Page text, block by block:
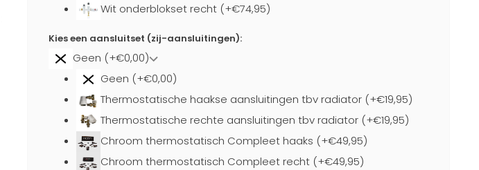
Wit onderblokset recht (+€74,95)
Kies een aansluitset (zij-aansluitingen):
Geen (+€0,00)
Geen (+€0,00)
Thermostatische haakse aansluitingen tbv radiator (+€19,95)
Thermostatische rechte aansluitingen tbv radiator (+€19,95)
Chroom thermostatisch Compleet haaks (+€49,95)
Chroom thermostatisch Compleet recht (+€49,95)